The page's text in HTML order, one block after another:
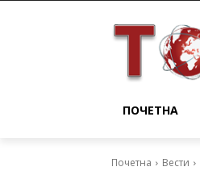
ПОЧЕТНА
Почетна Вести